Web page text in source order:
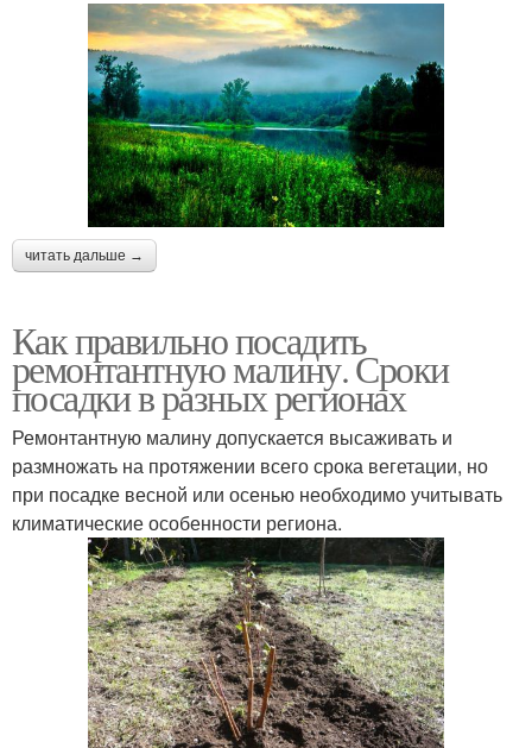
читать дальше →
Как правильно посадить
ремонтантную малину. Сроки
посадки в разных регионах
Ремонтантную малину допускается высаживать и
размножать на протяжении всего срока вегетации, но
при посадке весной или осенью необходимо учитывать
климатические особенности региона.